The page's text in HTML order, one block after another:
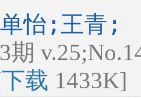
怡;王青;
期
下载 1433K]